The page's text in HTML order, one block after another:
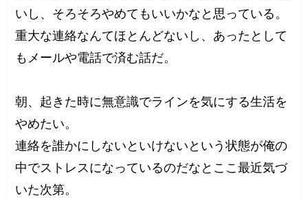
いし、そろそろやめてもいいかなと思っている。
重大な連絡なんてほとんどないし、あったとして
もメールや電話で済む話だ。
朝、起きた時に無意識でラインを気にする生活を
やめたい。
連絡を誰かにしないといけないという状態が俺の
中でストレスになっているのだなとここ最近気づ
いた次第。